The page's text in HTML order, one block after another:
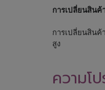
การเปลี่ยนสินค้
การเปลี่ยนสินค้
สูง
ความโ